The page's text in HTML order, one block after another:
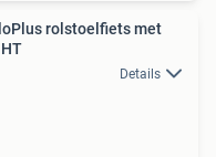
rolstoelfiets met
Details